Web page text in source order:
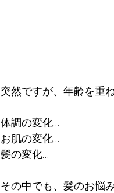
突然ですが、年齢を重
体調の変化…
お肌の変化…
髪の変化…
その中でも、髪のお悩